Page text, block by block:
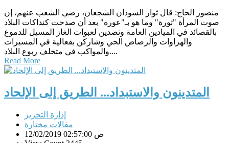
منصور الحاج: قال ثوار السودان الشجعان، رضي الشعب عنهم، إن
صوت المرأة "ثورة" وما هو بـ"عورة" بعد أن صدحت كنداكات البلاد
بالقصائد في الميادين العامة وتصدين لعبوات الغاز المسيل للدموع
والهراوات والرصاص الحي وشاركن بفعالية في المسيرات
والمواكب في متخلف ربوع البلاد....
Read More
المتدينون والاستبداد... الطريق إلى الإلحاد
إدارة التحرير
مقالات مختارة
12/02/2019 02:57:00 ص